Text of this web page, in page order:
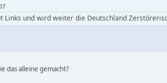
Links und wird weiter die Deutschland
das alleine gemacht?